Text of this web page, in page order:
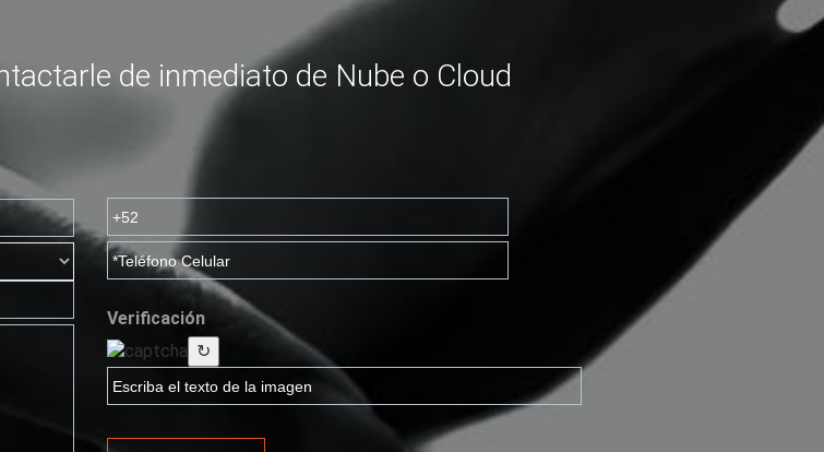
de inmediato de Nube o Cloud
Verificación
↻